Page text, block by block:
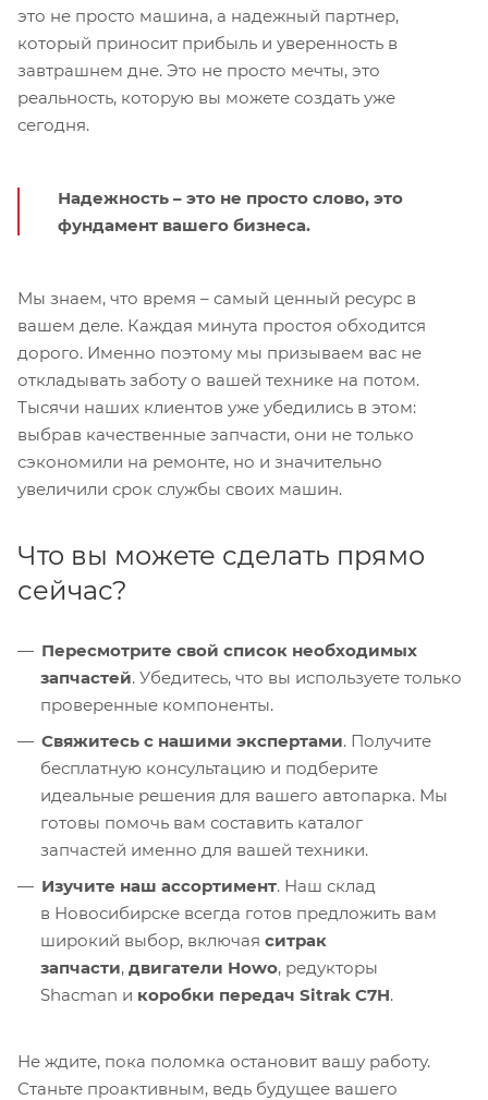
это не просто машина, а надежный партнер,
который приносит прибыль и уверенность в
завтрашнем дне. Это не просто мечты, это
реальность, которую вы можете создать уже
сегодня.
Надежность – это не просто слово, это
фундамент вашего бизнеса.
Мы знаем, что время – самый ценный ресурс в
вашем деле. Каждая минута простоя обходится
дорого. Именно поэтому мы призываем вас не
откладывать заботу о вашей технике на потом.
Тысячи наших клиентов уже убедились в этом:
выбрав качественные запчасти, они не только
сэкономили на ремонте, но и значительно
увеличили срок службы своих машин.
Что вы можете сделать прямо
сейчас?
Пересмотрите свой список необходимых
запчастей. Убедитесь, что вы используете только
проверенные компоненты.
Свяжитесь с нашими экспертами. Получите
бесплатную консультацию и подберите
идеальные решения для вашего автопарка. Мы
готовы помочь вам составить каталог
запчастей именно для вашей техники.
Изучите наш ассортимент. Наш склад
в Новосибирске всегда готов предложить вам
широкий выбор, включая ситрак
запчасти, двигатели Howo, редукторы
Shacman и коробки передач Sitrak C7H.
Не ждите, пока поломка остановит вашу работу.
Станьте проактивным, ведь будущее вашего